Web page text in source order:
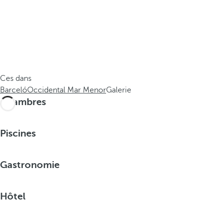
Ces dans
BarcelóOccidental Mar MenorGalerie
Chambres
Piscines
Gastronomie
Hôtel